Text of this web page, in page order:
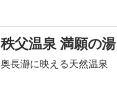
秩父温泉 満願の湯
奥長瀞に映える天然温泉